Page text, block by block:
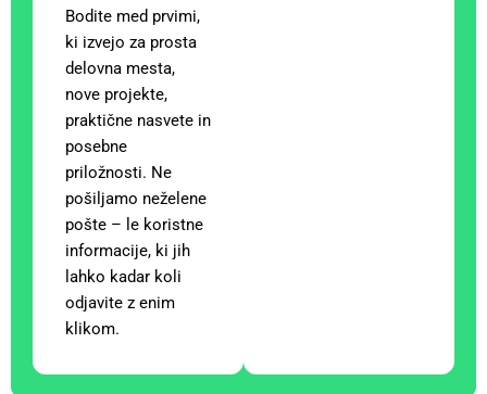
Bodite med prvimi,
ki izvejo za prosta
delovna mesta,
nove projekte,
praktične nasvete in
posebne
priložnosti. Ne
pošiljamo neželene
pošte – le koristne
informacije, ki jih
lahko kadar koli
odjavite z enim
klikom.